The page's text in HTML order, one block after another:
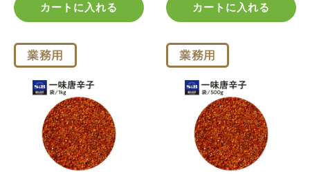
カートに入れる カートに入れる